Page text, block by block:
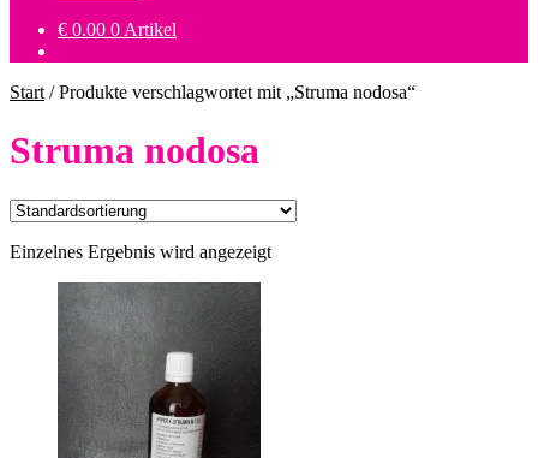
€ 0.00 0 Artikel
Start /Produkte verschlagwortet mit „Struma nodosa“
Struma nodosa
Einzelnes Ergebnis wird angezeigt